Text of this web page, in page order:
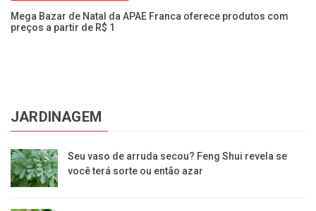
Mega Bazar de Natal da APAE Franca oferece produtos com
preços a partir de R$ 1
JARDINAGEM
Seu vaso de arruda secou? Feng Shui revela se
você terá sorte ou então azar